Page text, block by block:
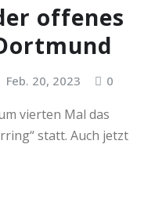
offenes
Feb. 20, 2023 0
vierten Mal das
statt. Auch jetzt